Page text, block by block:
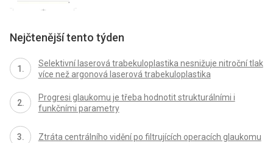
Nejčtenější tento týden
Selektivní laserová trabekuloplastika nesnižuje nitroční tlak
více než argonová laserová trabekuloplastika
Progresi glaukomu je třeba hodnotit strukturálními i
funkčními parametry
Ztráta centrálního vidění po filtrujících operacích glaukomu